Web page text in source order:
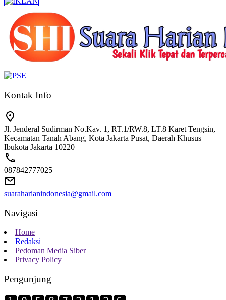
Kontak Info
Jl. Jenderal Sudirman No.Kav. 1, RT.1/RW.8, LT.8 Karet Tengsin,
Kecamatan Tanah Abang, Kota Jakarta Pusat, Daerah Khusus
Ibukota Jakarta 10220
087842777025
suaraharianindonesia@gmail.com
Navigasi
Home
Redaksi
Pedoman Media Siber
Privacy Policy
Pengunjung